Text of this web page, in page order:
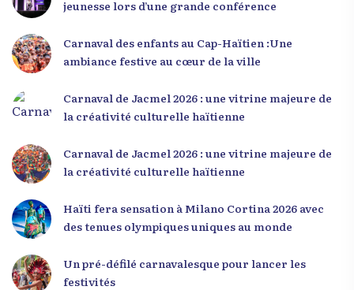
placée sous le thème « Menm Ou Menm Tou ».
occasion unique de se rencontrer, d’échanger et
d’écouter des interventions motivantes centrées
citoyen. Des messages forts pour la jeunesse Lors
de sa première intervention, intitulée « Jenès la
croire en leur potentiel et à rejeter toute forme
de fatalisme. Il a particulièrement insisté sur
pouvons pas résoudre un problème avec la
mentalité qui l’a créé. » Il a encouragé la jeunesse
sur la discipline, l’excellence et la responsabilité.
Le révérend a également rappelé que la jeunesse
jeunesse lors d’une grande conférence
Carnaval des enfants au Cap-Haïtien :Une
ambiance festive au cœur de la ville
Carnaval de Jacmel 2026 : une vitrine majeure de
la créativité culturelle haïtienne
Carnaval de Jacmel 2026 : une vitrine majeure de
la créativité culturelle haïtienne
Haïti fera sensation à Milano Cortina 2026 avec
des tenues olympiques uniques au monde
Un pré-défilé carnavalesque pour lancer les
festivités